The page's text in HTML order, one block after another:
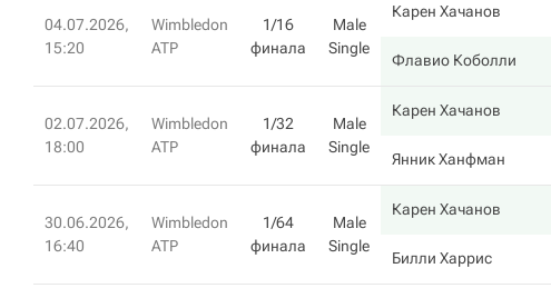
04.07.2026,
15:20
Wimbledon
ATP
1/16
финала
Male
Single
Карен Хачанов
Флавио Коболли
02.07.2026,
18:00
Wimbledon
ATP
1/32
финала
Male
Single
Карен Хачанов
Янник Ханфман
30.06.2026,
16:40
Wimbledon
ATP
1/64
финала
Male
Single
Карен Хачанов
Билли Харрис